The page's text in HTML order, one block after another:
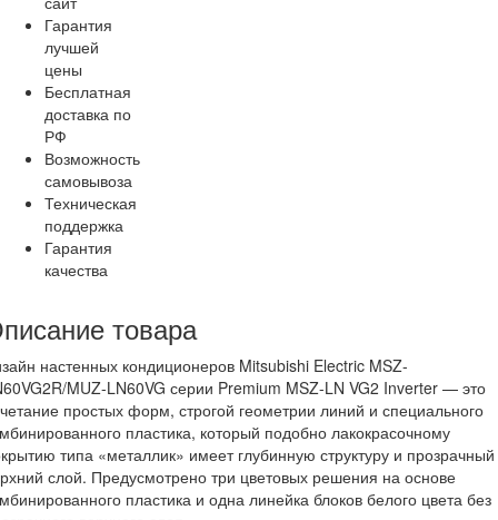
Гарантия
лучшей
цены
Бесплатная
доставка по
РФ
Возможность
самовывоза
Техническая
поддержка
Гарантия
качества
товара
настенных кондиционеров Mitsubishi Electric MSZ-
MUZ-LN60VG серии Premium MSZ-LN VG2 Inverter — это
простых форм, строгой геометрии линий и специального
пластика, который подобно лакокрасочному
типа «металлик» имеет глубинную структуру и прозрачный
слой. Предусмотрено три цветовых решения на основе
пластика и одна линейка блоков белого цвета без